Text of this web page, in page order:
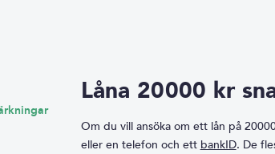
Låna 20000 kr
Om du vill ansöka om ett lån på
eller en telefon och ett bankID. De